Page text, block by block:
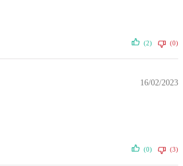
(2) (0)
16/02/2023
(0) (3)